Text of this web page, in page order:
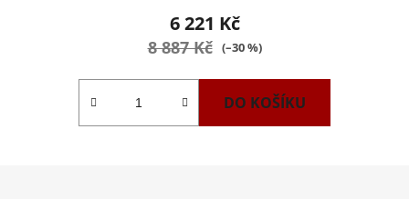
produktu
je
6 221 Kč
8 887 Kč (–30 %)
DO KOŠÍKU